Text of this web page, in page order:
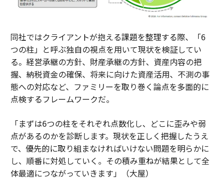
同社ではクライアントが抱える課題を整理する際、「6
つの柱」と呼ぶ独自の視点を用いて現状を検証してい
る。経営承継の方針、財産承継の方針、資産内容の把
握、納税資金の確保、将来に向けた資産活用、不測の事
態への対応など、ファミリーを取り巻く論点を多面的に
点検するフレームワークだ。
「まずは6つの柱をそれぞれ点数化し、どこに歪みや弱
点があるのかを診断します。現状を正しく把握したうえ
で、優先的に取り組まなければいけない問題を明らかに
し、順番に対処していく。その積み重ねが結果として全
体最適につながっていきます」（大屋）